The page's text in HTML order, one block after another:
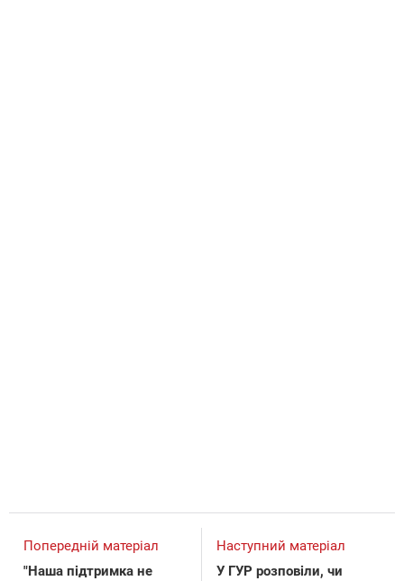
Попередній матеріал
"Наша підтримка не
Наступний матеріал
У ГУР розповіли, чи